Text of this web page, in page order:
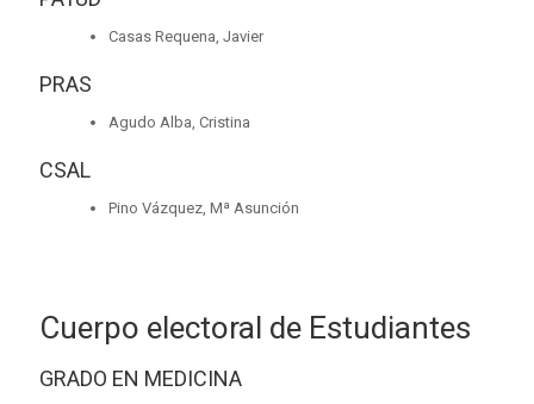
Casas Requena, Javier
PRAS
Agudo Alba, Cristina
CSAL
Pino Vázquez, Mª Asunción
Cuerpo electoral de Estudiantes
GRADO EN MEDICINA